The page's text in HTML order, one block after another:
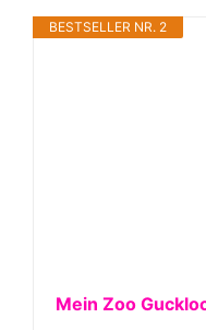
BESTSELLER NR. 2
Mein Zoo